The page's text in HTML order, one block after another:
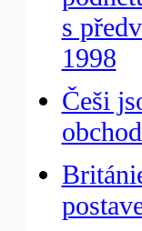
s
1998
Češi